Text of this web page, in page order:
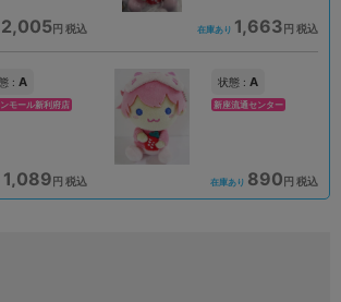
2,005円 税込 在庫あり 1,663円 税込
: A
モール新利府店
1,089 円 税込
状態 : A
新座流通センター
在庫あり 890 円 税込